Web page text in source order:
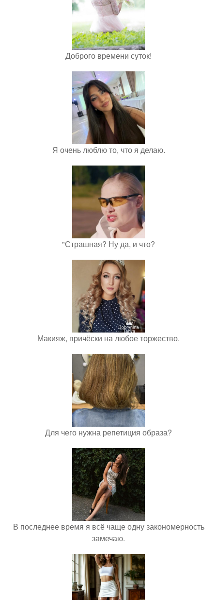
Доброго времени суток!
Я очень люблю то, что я делаю.
"Страшная? Ну да, и что?
Макияж, причёски на любое торжество.
Для чего нужна репетиция образа?
В последнее время я всё чаще одну закономерность
замечаю.